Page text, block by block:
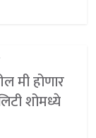
मी होणार
शोमध्ये